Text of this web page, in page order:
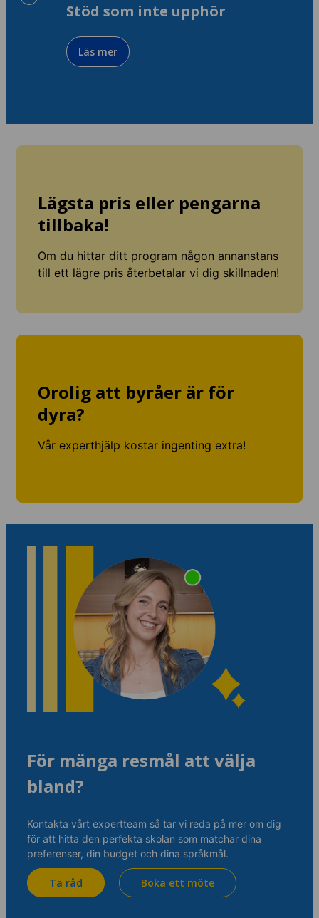
Stöd som inte upphör
Läs mer
Lägsta pris eller pengarna
tillbaka!
Om du hittar ditt program någon annanstans
till ett lägre pris återbetalar vi dig skillnaden!
Orolig att byråer är för
dyra?
Vår experthjälp kostar ingenting extra!
För mänga resmål att välja
bland?
Kontakta vårt expertteam så tar vi reda på mer om dig
för att hitta den perfekta skolan som matchar dina
preferenser, din budget och dina språkmål.
Ta råd Boka ett möte